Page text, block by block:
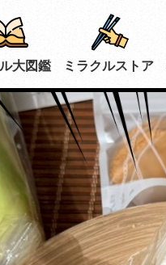
大図鑑 ミラクルストア